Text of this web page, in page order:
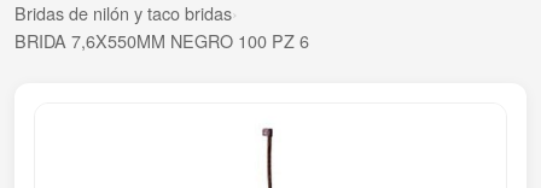
Bridas de nilón y taco bridas›
BRIDA 7,6X550MM NEGRO 100 PZ 6